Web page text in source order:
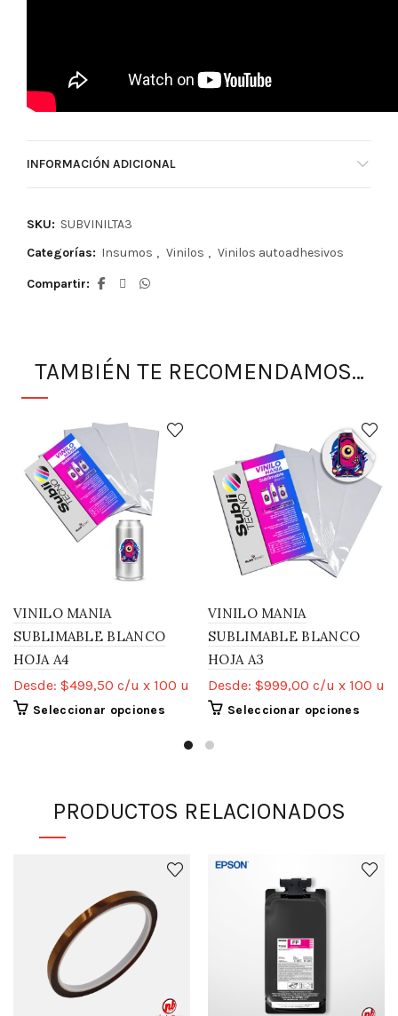
INFORMACIÓN ADICIONAL
SKU: SUBVINILTA3
Categorías: Insumos , Vinilos , Vinilos autoadhesivos
Compartir
TAMBIÉN TE RECOMENDAMOS…
VINILO MANIA
SUBLIMABLE BLANCO
HOJA A4
Desde: $499,50 c/u x 100 u
Seleccionar opciones
VINILO MANIA
SUBLIMABLE BLANCO
HOJA A3
Desde: $999,00 c/u x 100 u
Seleccionar opciones
PRODUCTOS RELACIONADOS